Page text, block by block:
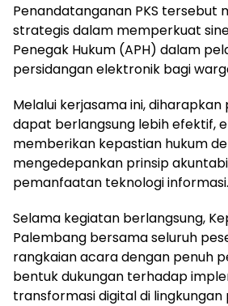
Penandatanganan PKS tersebut
strategis dalam memperkuat
Penegak Hukum (APH) dalam
persidangan elektronik bagi
Melalui kerjasama ini,
dapat berlangsung lebih efektif,
memberikan kepastian hukum
mengedepankan prinsip
pemanfaatan teknologi informasi.
Selama kegiatan berlangsung,
Palembang bersama seluruh
rangkaian acara dengan penuh
bentuk dukungan terhadap
transformasi digital di